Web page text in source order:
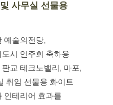
사무실 선물용
예술의전당,
시 연주회 축하용
교 테크노밸리, 마포,
취임 선물용 화이트
인테리어 효과를